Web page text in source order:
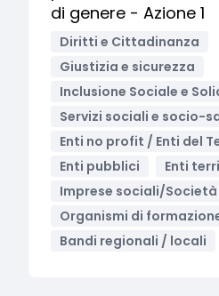
di genere - Azione 1
Diritti e Cittadinanza
Giustizia e sicurezza
Inclusione Sociale e
Servizi sociali e socio-
Enti no profit / Enti del
Enti pubblici
Enti
Imprese sociali/
Organismi di
Bandi regionali / locali